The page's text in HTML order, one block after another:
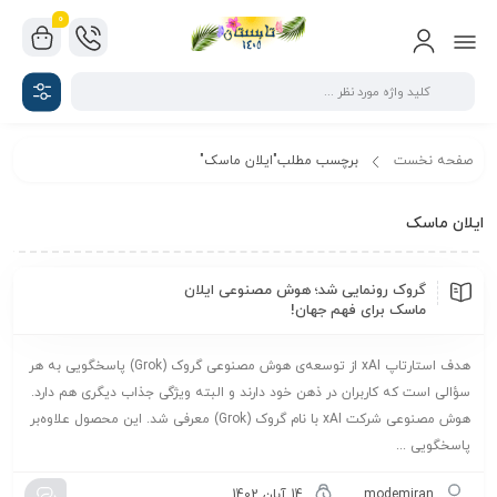
0
صفحه نخست برچسب مطلب"ایلان ماسک"
ایلان ماسک
گروک رونمایی شد؛ هوش مصنوعی ایلان
ماسک برای فهم جهان!
هدف استارتاپ xAI از توسعه‌ی هوش مصنوعی گروک (Grok) پاسخگویی به هر
سؤالی است که کاربران در ذهن خود دارند و البته ویژگی‌ جذاب دیگری هم دارد.
هوش مصنوعی شرکت xAI با نام گروک (Grok) معرفی شد. این محصول علاوه‌بر
پاسخگویی ...